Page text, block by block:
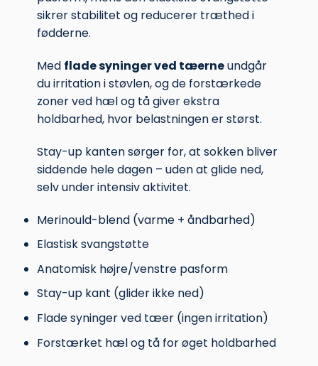
sikrer stabilitet og reducerer træthed i
fødderne.
Med flade syninger ved tæerneundgår
du irritation i støvlen, og de forstærkede
zoner ved hæl og tå giver ekstra
holdbarhed, hvor belastningen er størst.
Stay-up kanten sørger for, at sokken bliver
siddende hele dagen – uden at glide ned,
selv under intensiv aktivitet.
Merinould-blend (varme + åndbarhed)
Elastisk svangstøtte
Anatomisk højre/venstre pasform
Stay-up kant (glider ikke ned)
Flade syninger ved tæer (ingen irritation)
Forstærket hæl og tå for øget holdbarhed